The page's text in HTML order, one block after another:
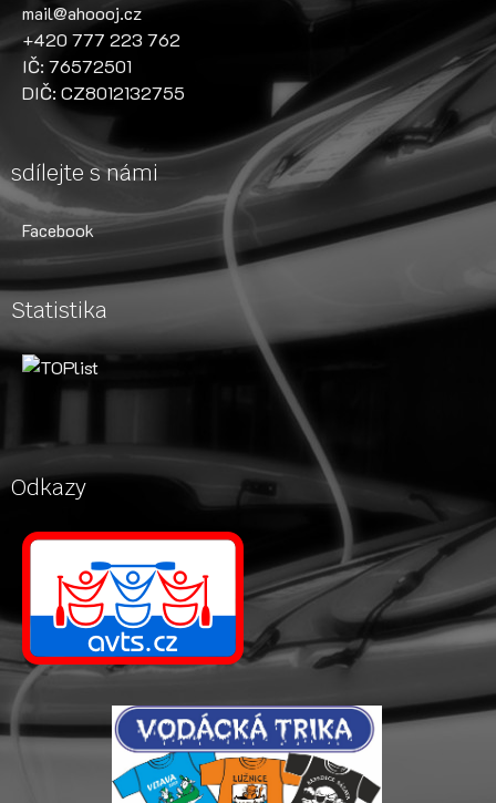
mail@ahoooj.cz
+420 777 223 762
IČ: 76572501
DIČ: CZ8012132755
sdílejte s námi
Facebook
Statistika
Odkazy